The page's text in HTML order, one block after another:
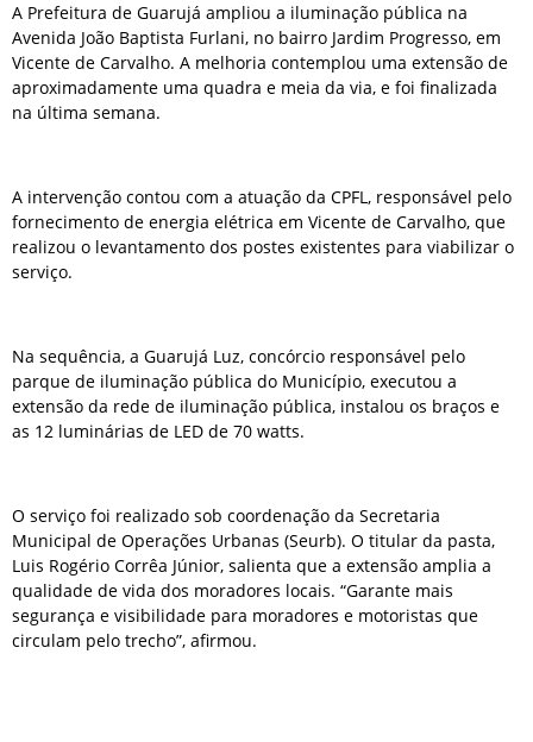
A Prefeitura de Guarujá ampliou a iluminação pública na
Avenida João Baptista Furlani, no bairro Jardim Progresso, em
Vicente de Carvalho. A melhoria contemplou uma extensão de
aproximadamente uma quadra e meia da via, e foi finalizada
na última semana.
A intervenção contou com a atuação da CPFL, responsável pelo
fornecimento de energia elétrica em Vicente de Carvalho, que
realizou o levantamento dos postes existentes para viabilizar o
serviço.
Na sequência, a Guarujá Luz, concórcio responsável pelo
parque de iluminação pública do Município, executou a
extensão da rede de iluminação pública, instalou os braços e
as 12 luminárias de LED de 70 watts.
O serviço foi realizado sob coordenação da Secretaria
Municipal de Operações Urbanas (Seurb). O titular da pasta,
Luis Rogério Corrêa Júnior, salienta que a extensão amplia a
qualidade de vida dos moradores locais. “Garante mais
segurança e visibilidade para moradores e motoristas que
circulam pelo trecho”, afirmou.